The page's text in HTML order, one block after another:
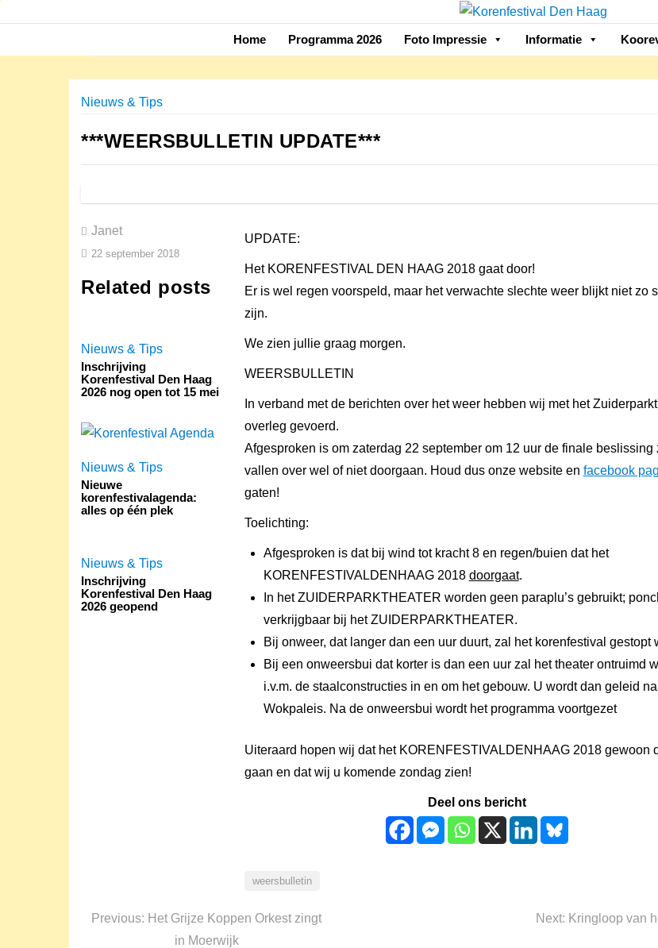
content
Home Programma 2026 Foto Impressie Informatie
Nieuws & Tips
***WEERSBULLETIN UPDATE***
UPDATE:
Het KORENFESTIVAL DEN HAAG 2018 gaat door!
Er is wel regen voorspeld, maar het verwachte slechte weer blijkt niet zo
zijn.
We zien jullie graag morgen.
WEERSBULLETIN
In verband met de berichten over het weer hebben wij met het
overleg gevoerd.
Afgesproken is om zaterdag 22 september om 12 uur de finale beslissing
vallen over wel of niet doorgaan. Houd dus onze website en facebook
gaten!
Toelichting:
Afgesproken is dat bij wind tot kracht 8 en regen/buien dat het
KORENFESTIVALDENHAAG 2018 doorgaat.
In het ZUIDERPARKTHEATER worden geen paraplu’s gebruikt;
verkrijgbaar bij het ZUIDERPARKTHEATER.
Bij onweer, dat langer dan een uur duurt, zal het korenfestival gestopt
Bij een onweersbui dat korter is dan een uur zal het theater ontruimd
i.v.m. de staalconstructies in en om het gebouw. U wordt dan geleid
Wokpaleis. Na de onweersbui wordt het programma voortgezet
Uiteraard hopen wij dat het KORENFESTIVALDENHAAG 2018 gewoon
gaan en dat wij u komende zondag zien!
Deel ons bericht
weersbulletin
Janet
22 september 2018
Related posts
Nieuws & Tips
Inschrijving
Korenfestival Den Haag
2026 nog open tot 15 mei
Nieuws & Tips
Nieuwe
korenfestivalagenda:
alles op één plek
Nieuws & Tips
Inschrijving
Korenfestival Den Haag
2026 geopend
navigatie
Previous: Previous
Het Grijze Koppen Orkest zingt
in Moerwijk
Next: Next
Kringloop van